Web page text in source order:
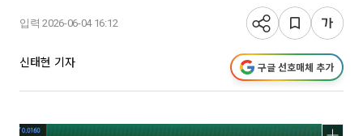
입력 2026-06-04 16:12
신태현 기자 구글 선호매체 추가